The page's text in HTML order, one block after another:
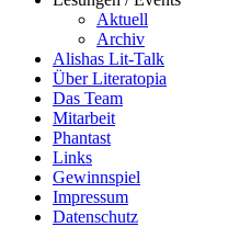
Aktuell
Archiv
Alishas Lit-Talk
Über Literatopia
Das Team
Mitarbeit
Phantast
Links
Gewinnspiel
Impressum
Datenschutz